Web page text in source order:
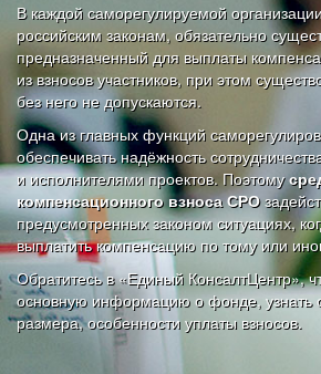
В каждой саморегулируемой
российским законам, обязательно
предназначенный для выплаты
из взносов участников, при этом
без него не допускаются.
Одна из главных функций
обеспечивать надёжность
и исполнителями проектов. Поэтому
компенсационного взноса СРО
предусмотренных законом ситуациях,
выплатить компенсацию по тому или
Обратитесь в «Единый КонсалтЦентр»,
основную информацию о фонде, узнать
размера, особенности уплаты взносов.